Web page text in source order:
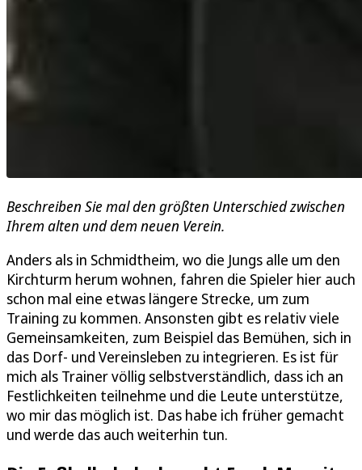
Beschreiben Sie mal den größten Unterschied zwischen
Ihrem alten und dem neuen Verein.
Anders als in Schmidtheim, wo die Jungs alle um den
Kirchturm herum wohnen, fahren die Spieler hier auch
schon mal eine etwas längere Strecke, um zum
Training zu kommen. Ansonsten gibt es relativ viele
Gemeinsamkeiten, zum Beispiel das Bemühen, sich in
das Dorf- und Vereinsleben zu integrieren. Es ist für
mich als Trainer völlig selbstverständlich, dass ich an
Festlichkeiten teilnehme und die Leute unterstütze,
wo mir das möglich ist. Das habe ich früher gemacht
und werde das auch weiterhin tun.